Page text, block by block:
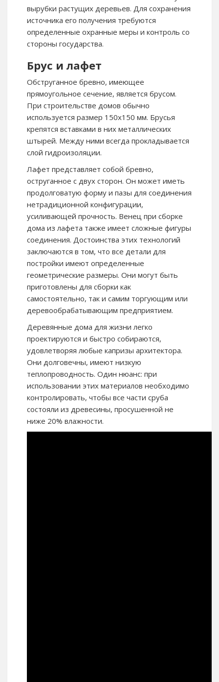
вырубки растущих деревьев. Для сохранения
источника его получения требуются
определенные охранные меры и контроль со
стороны государства.
Брус и лафет
Обструганное бревно, имеющее
прямоугольное сечение, является брусом.
При строительстве домов обычно
используется размер 150х150 мм. Брусья
крепятся вставками в них металлических
штырей. Между ними всегда прокладывается
слой гидроизоляции.
Лафет представляет собой бревно,
оструганное с двух сторон. Он может иметь
продолговатую форму и пазы для соединения
нетрадиционной конфигурации,
усиливающей прочность. Венец при сборке
дома из лафета также имеет сложные фигуры
соединения. Достоинства этих технологий
заключаются в том, что все детали для
постройки имеют определенные
геометрические размеры. Они могут быть
приготовлены для сборки как
самостоятельно, так и самим торгующим или
деревообрабатывающим предприятием.
Деревянные дома для жизни легко
проектируются и быстро собираются,
удовлетворяя любые капризы архитектора.
Они долговечны, имеют низкую
теплопроводность. Один нюанс: при
использовании этих материалов необходимо
контролировать, чтобы все части сруба
состояли из древесины, просушенной не
ниже 20% влажности.